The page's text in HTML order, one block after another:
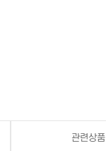
관련상품